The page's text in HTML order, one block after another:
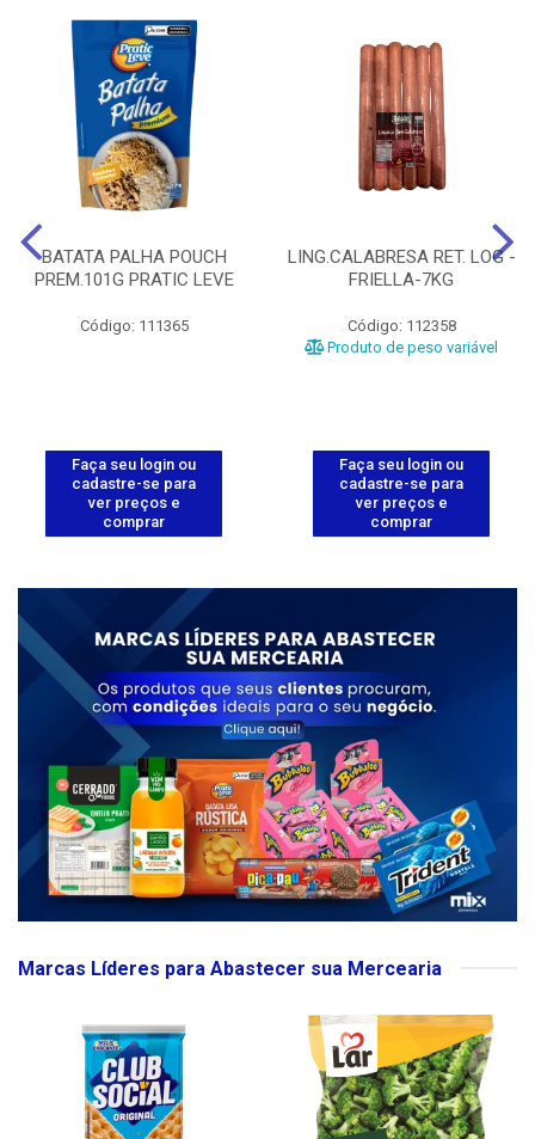
BATATA PALHA POUCH
PREM.101G PRATIC LEVE
Código: 111365
Faça seu login ou
cadastre-se para
ver preços e
comprar
LING.CALABRESA RET. LOG -
FRIELLA-7KG
Código: 112358
Produto de peso variável
Faça seu login ou
cadastre-se para
ver preços e
comprar
Marcas Líderes para Abastecer sua Mercearia